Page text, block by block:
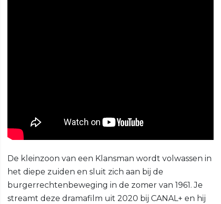
De kleinzoon van een Klansman wordt volwassen in
het diepe zuiden en sluit zich aan bij de
burgerrechtenbeweging in de zomer van 1961. Je
streamt deze dramafilm uit 2020 bij CANAL+ en hij